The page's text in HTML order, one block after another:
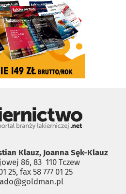
Klauz, Joanna Sęk-Klauz
86, 83 ­ 110 Tczew
25, fax 58 777 01 25